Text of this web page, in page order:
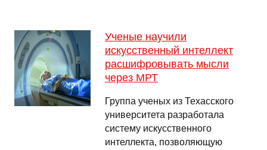
Ученые научили
искусственный интеллект
расшифровывать мысли
через МРТ
Группа ученых из Техасского
университета разработала
систему искусственного
интеллекта, позволяющую